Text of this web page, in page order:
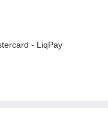
- LiqPay